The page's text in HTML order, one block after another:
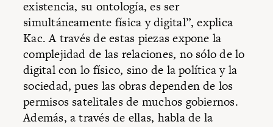
existencia, su ontología, es ser
simultáneamente física y digital”, explica
Kac. A través de estas piezas expone la
complejidad de las relaciones, no sólo de lo
digital con lo físico, sino de la política y la
sociedad, pues las obras dependen de los
permisos satelitales de muchos gobiernos.
Además, a través de ellas, habla de la